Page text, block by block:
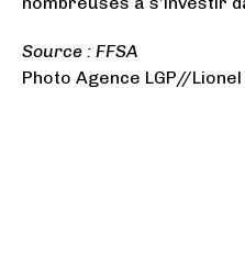
Source : FFSA
Photo Agence LGP//